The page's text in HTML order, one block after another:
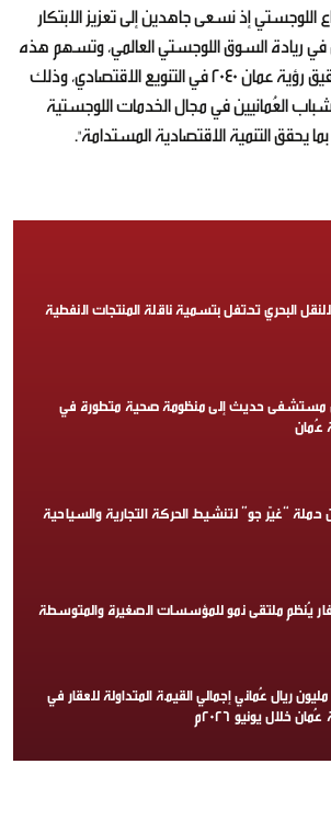
اللوجستي إذ نسعى جاهدين إلى تعزيز الابتكار
ريادة السوق اللوجستي العالمي، وتسهم هذه
المبادرة المتميزة في تحقيق رؤية عمان 2040 في التنويع الاقتصادي، وذلك
العُمانيين في مجال الخدمات اللوجستية
يحقق التنمية الاقتصادية المستدامة".
البحري تحتفل بتسمية ناقلة المنتجات النفطية
مستشفى حديث إلى منظومة صحية متطورة في
عُمان
“غيّر جو” لتنشيط الحركة التجارية والسياحية
يُنظم ملتقى نمو للمؤسسات الصغيرة والمتوسطة
258.7 مليون ريال عُماني إجمالي القيمة المتداولة للعقار في
خلال يونيو 2026م